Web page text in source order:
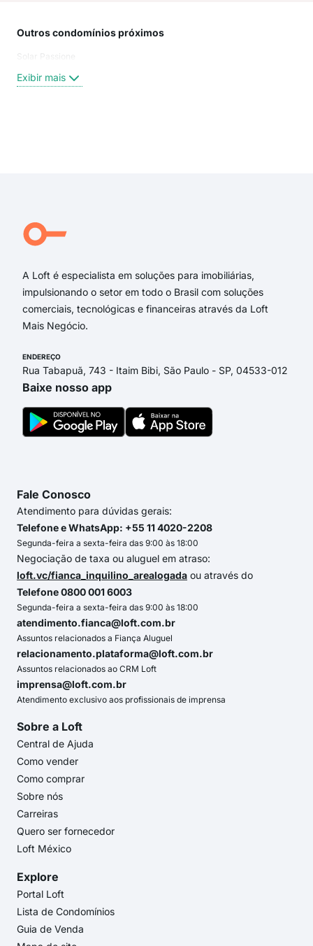
Outros condomínios próximos
Solar Passione
Exibir mais
A Loft é especialista em soluções para imobiliárias,
impulsionando o setor em todo o Brasil com soluções
comerciais, tecnológicas e financeiras através da Loft
Mais Negócio.
ENDEREÇO
Rua Tabapuã, 743 - Itaim Bibi, São Paulo - SP, 04533-012
Baixe nosso app
Fale Conosco
Atendimento para dúvidas gerais:
Telefone e WhatsApp: +55 11 4020-2208
Segunda-feira a sexta-feira das 9:00 às 18:00
Negociação de taxa ou aluguel em atraso:
loft.vc/fianca_inquilino_arealogada ou através do
Telefone 0800 001 6003
Segunda-feira a sexta-feira das 9:00 às 18:00
atendimento.fianca@loft.com.br
Assuntos relacionados a Fiança Aluguel
relacionamento.plataforma@loft.com.br
Assuntos relacionados ao CRM Loft
imprensa@loft.com.br
Atendimento exclusivo aos profissionais de imprensa
Sobre a Loft
Central de Ajuda
Como vender
Como comprar
Sobre nós
Carreiras
Quero ser fornecedor
Loft México
Explore
Portal Loft
Lista de Condomínios
Guia de Venda